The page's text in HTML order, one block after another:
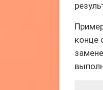
конце